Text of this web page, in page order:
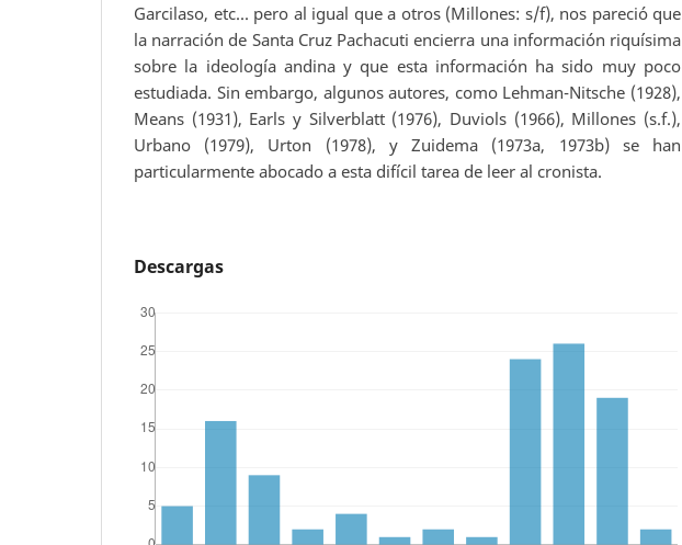
Garcilaso, etc... pero al igual que a otros (Millones: s/f), nos pareció que
la narración de Santa Cruz Pachacuti encierra una información riquísima
sobre la ideología andina y que esta información ha sido muy poco
estudiada. Sin embargo, algunos autores, como Lehman-Nitsche (1928),
Means (1931), Earls y Silverblatt (1976), Duviols (1966), Millones (s.f.),
Urbano (1979), Urton (1978), y Zuidema (1973a, 1973b) se han
particularmente abocado a esta difícil tarea de leer al cronista.
Descargas